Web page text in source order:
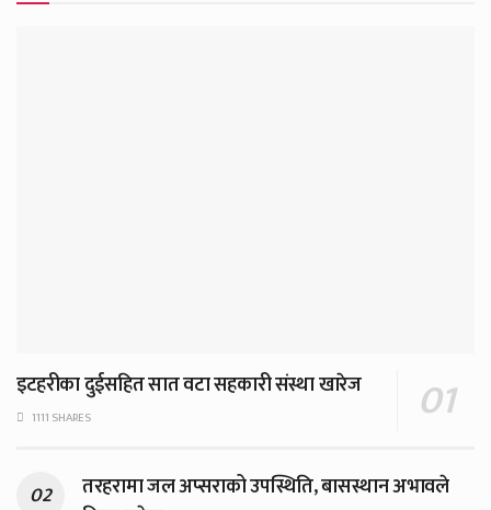
इटहरीका दुईसहित सात वटा सहकारी संस्था खारेज
1111 SHARES
तरहरामा जल अप्सराको उपस्थिति, बासस्थान अभावले